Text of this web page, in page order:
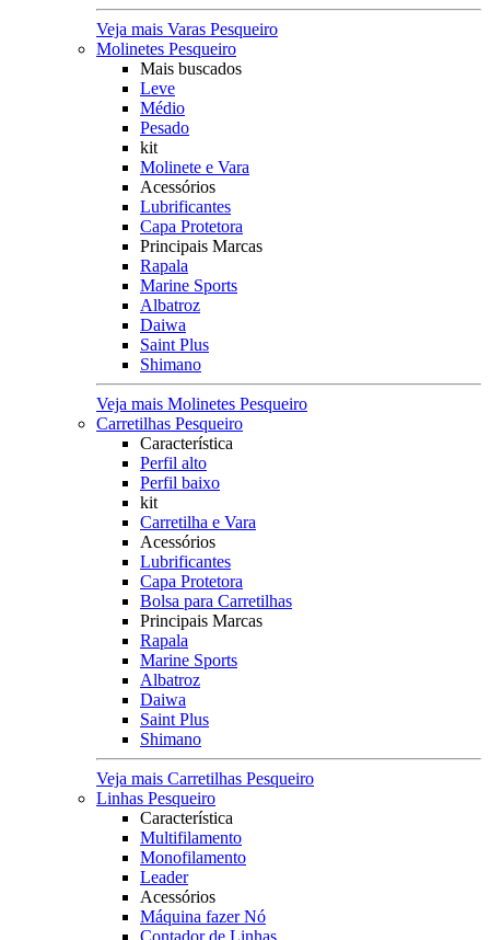
Veja mais Varas Pesqueiro
Molinetes Pesqueiro
Mais buscados
Leve
Médio
Pesado
kit
Molinete e Vara
Acessórios
Lubrificantes
Capa Protetora
Principais Marcas
Rapala
Marine Sports
Albatroz
Daiwa
Saint Plus
Shimano
Veja mais Molinetes Pesqueiro
Carretilhas Pesqueiro
Característica
Perfil alto
Perfil baixo
kit
Carretilha e Vara
Acessórios
Lubrificantes
Capa Protetora
Bolsa para Carretilhas
Principais Marcas
Rapala
Marine Sports
Albatroz
Daiwa
Saint Plus
Shimano
Veja mais Carretilhas Pesqueiro
Linhas Pesqueiro
Característica
Multifilamento
Monofilamento
Leader
Acessórios
Máquina fazer Nó
Contador de Linhas